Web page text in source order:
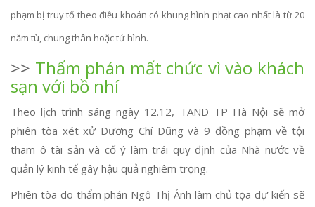
phạm bị truy tố theo điều khoản có khung hình phạt cao nhất là từ 20
năm tù, chung thân hoặc tử hình.
>> Thẩm phán mất chức vì vào khách
sạn với bồ nhí
Theo lịch trình sáng ngày 12.12, TAND TP Hà Nội sẽ mở
phiên tòa xét xử Dương Chí Dũng và 9 đồng phạm về tội
tham ô tài sản và cố ý làm trái quy định của Nhà nước về
quản lý kinh tế gây hậu quả nghiêm trọng.
Phiên tòa do thẩm phán Ngô Thị Ánh làm chủ tọa dự kiến sẽ